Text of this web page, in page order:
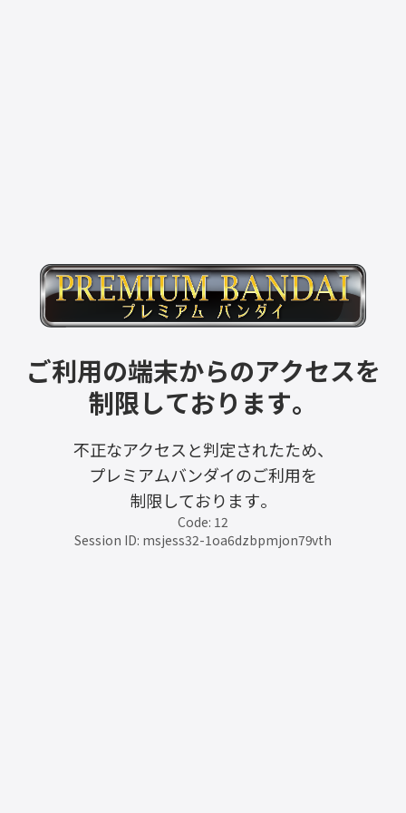
ご利用の端末からのアクセスを
制限しております。
不正なアクセスと判定されたため、
プレミアムバンダイのご利用を
制限しております。
Code: 12
Session ID: msjess32-1oa6dzbpmjon79vth